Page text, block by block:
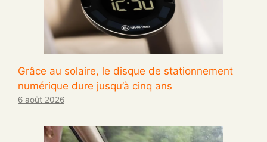
Grâce au solaire, le disque de stationnement
numérique dure jusqu’à cinq ans
6 août 2026